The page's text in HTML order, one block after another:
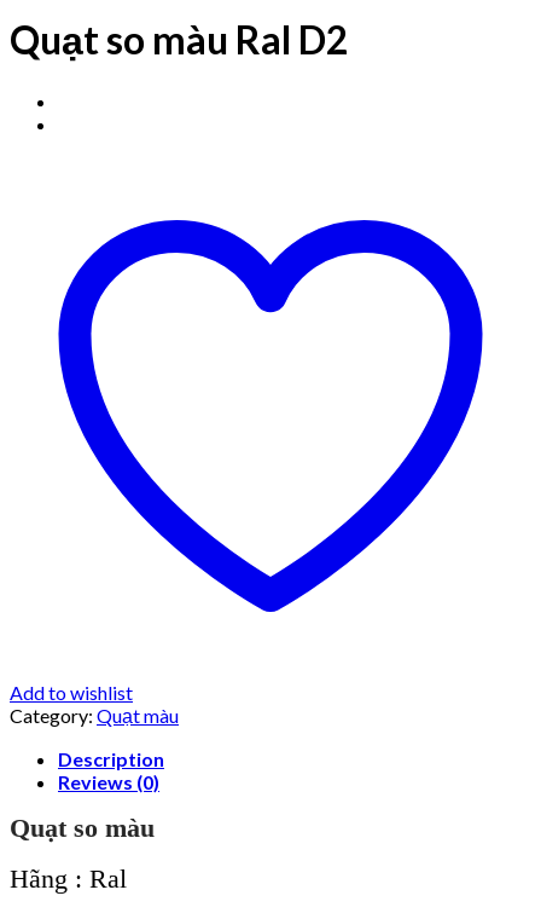
Quạt so màu Ral D2
Add to wishlist
Category: Quạt màu
Description
Reviews (0)
Quạt so màu
Hãng : Ral